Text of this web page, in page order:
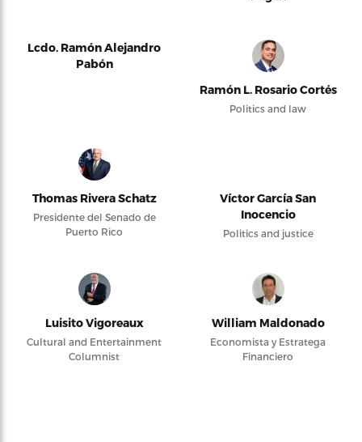
Lcdo. Ramón Alejandro
Pabón
Ramón L. Rosario Cortés
Politics and law
Thomas Rivera Schatz
Presidente del Senado de
Puerto Rico
Víctor García San
Inocencio
Politics and justice
Luisito Vigoreaux
Cultural and Entertainment
Columnist
William Maldonado
Economista y Estratega
Financiero